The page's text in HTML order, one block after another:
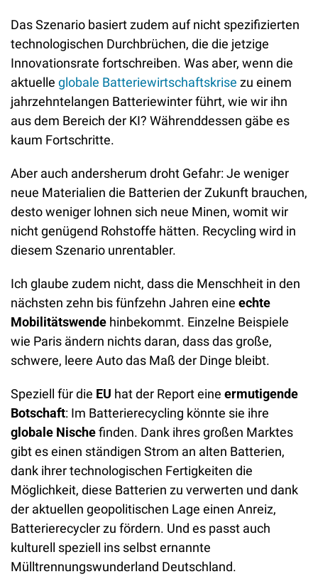
Das Szenario basiert zudem auf nicht spezifizierten
technologischen Durchbrüchen, die die jetzige
Innovationsrate fortschreiben. Was aber, wenn die
aktuelle globale Batteriewirtschaftskrise zu einem
jahrzehntelangen Batteriewinter führt, wie wir ihn
aus dem Bereich der KI? Währenddessen gäbe es
kaum Fortschritte.
Aber auch andersherum droht Gefahr: Je weniger
neue Materialien die Batterien der Zukunft brauchen,
desto weniger lohnen sich neue Minen, womit wir
nicht genügend Rohstoffe hätten. Recycling wird in
diesem Szenario unrentabler.
Ich glaube zudem nicht, dass die Menschheit in den
nächsten zehn bis fünfzehn Jahren eine echte
Mobilitätswende hinbekommt. Einzelne Beispiele
wie Paris ändern nichts daran, dass das große,
schwere, leere Auto das Maß der Dinge bleibt.
Speziell für die EU hat der Report eine ermutigende
Botschaft
globale Nische finden. Dank ihres großen Marktes
gibt es einen ständigen Strom an alten Batterien,
dank ihrer technologischen Fertigkeiten die
Möglichkeit, diese Batterien zu verwerten und dank
der aktuellen geopolitischen Lage einen Anreiz,
Batterierecycler zu fördern. Und es passt auch
kulturell speziell ins selbst ernannte
Mülltrennungswunderland Deutschland.